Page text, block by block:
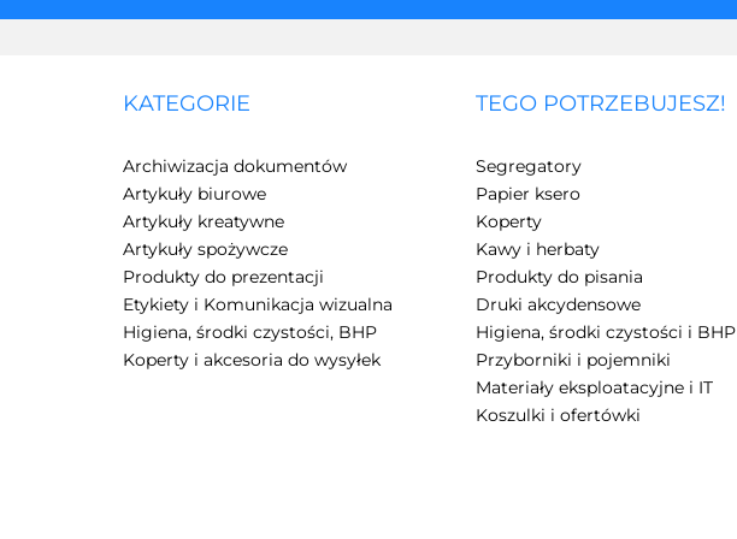
KATEGORIE
Archiwizacja dokumentów
Artykuły biurowe
Artykuły kreatywne
Artykuły spożywcze
Produkty do prezentacji
Etykiety i Komunikacja wizualna
Higiena, środki czystości, BHP
Koperty i akcesoria do wysyłek
TEGO POTRZEBUJESZ!
Segregatory
Papier ksero
Koperty
Kawy i herbaty
Produkty do pisania
Druki akcydensowe
Higiena, środki czystości i BHP
Przyborniki i pojemniki
Materiały eksploatacyjne i IT
Koszulki i ofertówki